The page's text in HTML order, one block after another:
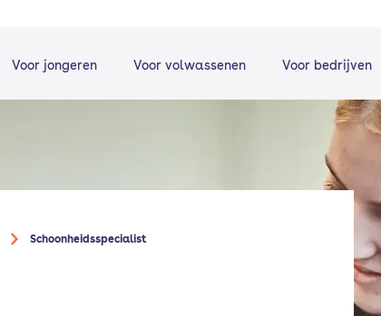
Voor jongeren Voor volwassenen Voor bedrijven
Schoonheidsspecialist